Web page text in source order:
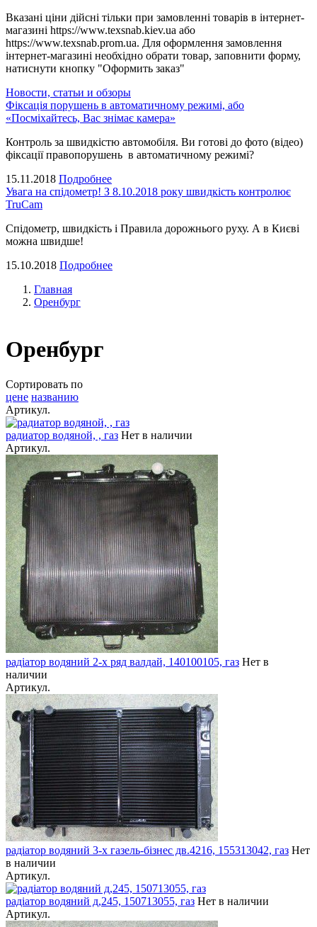
Вказані ціни дійсні тільки при замовленні товарів в інтернет-
магазині https://www.texsnab.kiev.ua або
https://www.texsnab.prom.ua. Для оформлення замовлення
інтернет-магазині необхідно обрати товар, заповнити форму,
натиснути кнопку "Оформить заказ"
Новости, статьи и обзоры
Фіксація порушень в автоматичному режимі, або
«Посміхайтесь, Вас знімає камера»
Контроль за швидкістю автомобіля. Ви готові до фото (відео)
фіксації правопорушень в автоматичному режимі?
15.11.2018 Подробнее
Увага на спідометр! З 8.10.2018 року швидкість контролює
TruCam
Спідометр, швидкість і Правила дорожнього руху. А в Києві
можна швидше!
15.10.2018 Подробнее
Главная
Оренбург
Оренбург
Сортировать по
цене названию
Артикул.
радиатор водяной, , газ Нет в наличии
Артикул.
радіатор водяний 2-х ряд валдай, 140100105, газ Нет в
наличии
Артикул.
радіатор водяний 3-х газель-бізнес дв.4216, 155313042, газ Нет
в наличии
Артикул.
радіатор водяний д,245, 150713055, газ Нет в наличии
Артикул.